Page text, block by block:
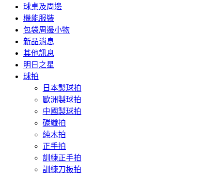
球桌及周邊
機能服裝
包袋周邊小物
新品消息
其他訊息
明日之星
球拍
日本製球拍
歐洲製球拍
中國製球拍
碳纖拍
純木拍
正手拍
訓練正手拍
訓練刀板拍